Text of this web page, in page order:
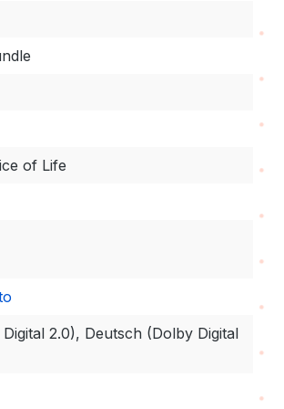
of Life
2.0), Deutsch (Dolby Digital